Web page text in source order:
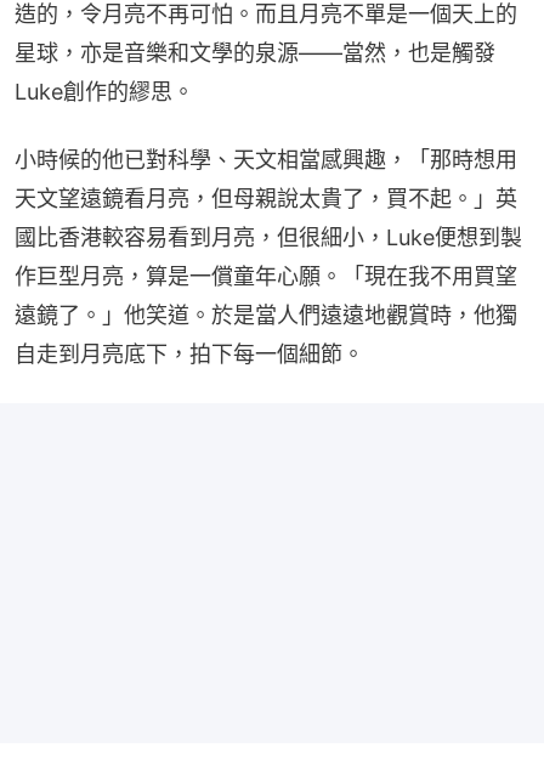
造的，令月亮不再可怕。而且月亮不單是一個天上的
星球，亦是音樂和文學的泉源——當然，也是觸發
Luke創作的繆思。
小時候的他已對科學、天文相當感興趣，「那時想用
天文望遠鏡看月亮，但母親說太貴了，買不起。」英
國比香港較容易看到月亮，但很細小，Luke便想到製
作巨型月亮，算是一償童年心願。「現在我不用買望
遠鏡了。」他笑道。於是當人們遠遠地觀賞時，他獨
自走到月亮底下，拍下每一個細節。